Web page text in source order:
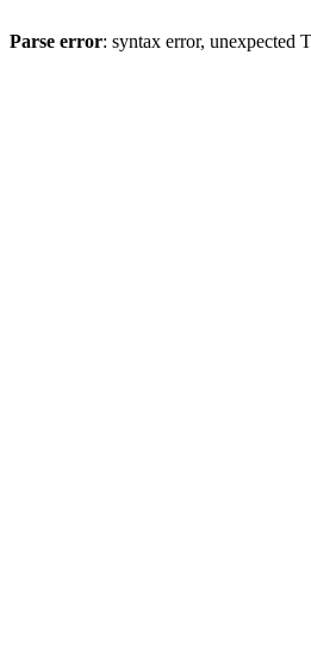
Parse error: syntax error, unexpected